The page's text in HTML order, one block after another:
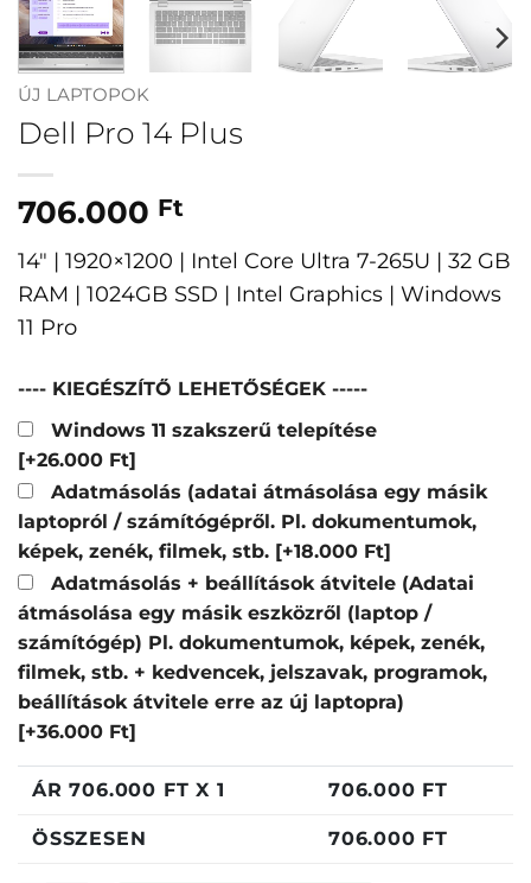
ÚJ LAPTOPOK
Dell Pro 14 Plus
706.000 Ft
14″ | 1920×1200 | Intel Core Ultra 7-265U | 32 GB
RAM | 1024GB SSD | Intel Graphics | Windows
11 Pro
---- KIEGÉSZÍTŐ LEHETŐSÉGEK -----
Windows 11 szakszerű telepítése
[+26.000 Ft]
Adatmásolás (adatai átmásolása egy másik
laptopról / számítógépről. Pl. dokumentumok,
képek, zenék, filmek, stb. [+18.000 Ft]
Adatmásolás + beállítások átvitele (Adatai
átmásolása egy másik eszközről (laptop /
számítógép) Pl. dokumentumok, képek, zenék,
filmek, stb. + kedvencek, jelszavak, programok,
beállítások átvitele erre az új laptopra)
[+36.000 Ft]
ÁR706.000 FT X 1 706.000 FT
ÖSSZESEN 706.000 FT